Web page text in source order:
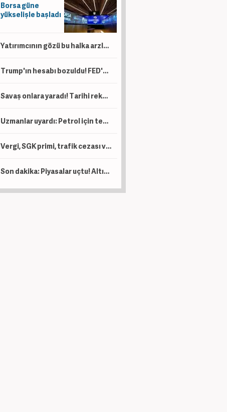
Borsa güne
yükselişle başladı
Yatırımcının gözü bu halka arzlarda! SPK 4 şirketin izahnamesini onayladı
Trump'ın hesabı bozuldu! FED'den tehdit gibi açıklama: Gerekirse artırırız!
Savaş onlara yaradı! Tarihi rekor! Dakikada 700 bin dolarlık devasa gelir
Uzmanlar uyardı: Petrol için tehlike bitmiş değil!
Vergi, SGK primi, trafik cezası ve MTV borçluları için kritik tarih
Son dakika: Piyasalar uçtu! Altın ve petrol fiyatlarında son durum! 7 haftanın zirvesinde!